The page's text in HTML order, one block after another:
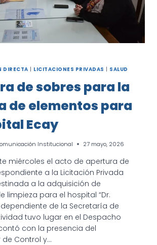
DIRECTA | LICITACIONES PRIVADAS | SALUD
de sobres para la
de elementos para
Ecay
Institucional 27 mayo, 2026
miércoles el acto de apertura de
a la Licitación Privada
a la adquisición de
limpieza para el hospital “Dr.
dependiente de la Secretaría de
tuvo lugar en el Despacho
con la presencia del
Control y…